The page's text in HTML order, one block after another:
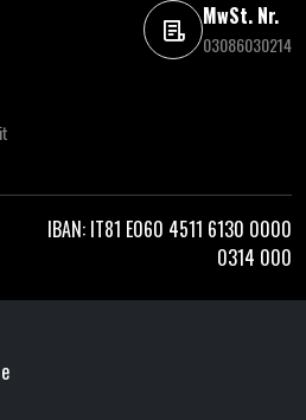
MwSt. Nr.
03086030214
IBAN: IT81 E060 4511 6130 0000
0314 000